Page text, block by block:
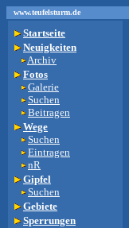
www.teufelsturm.de
Startseite
Neuigkeiten
Archiv
Fotos
Galerie
Suchen
Beitragen
Wege
Suchen
Eintragen
nR
Gipfel
Suchen
Gebiete
Sperrungen